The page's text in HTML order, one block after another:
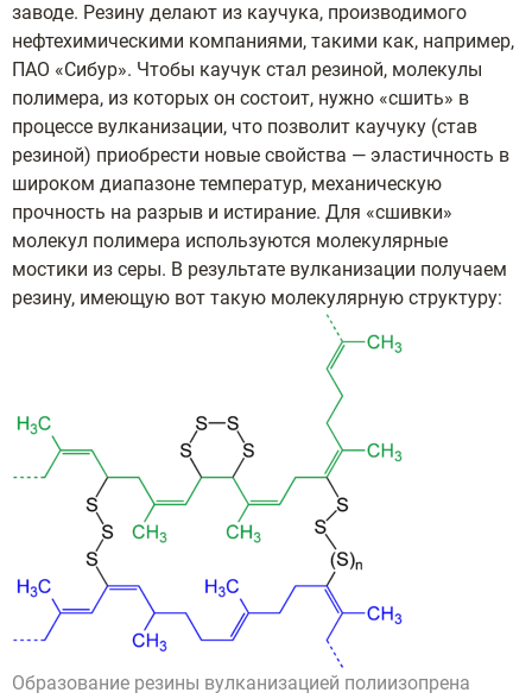
заводе. Резину делают из каучука, производимого
нефтехимическими компаниями, такими как, например,
ПАО «Сибур». Чтобы каучук стал резиной, молекулы
полимера, из которых он состоит, нужно «сшить» в
процессе вулканизации, что позволит каучуку (став
резиной) приобрести новые свойства — эластичность в
широком диапазоне температур, механическую
прочность на разрыв и истирание. Для «сшивки»
молекул полимера используются молекулярные
мостики из серы. В результате вулканизации получаем
резину, имеющую вот такую молекулярную структуру:
Образование резины вулканизацией полиизопрена